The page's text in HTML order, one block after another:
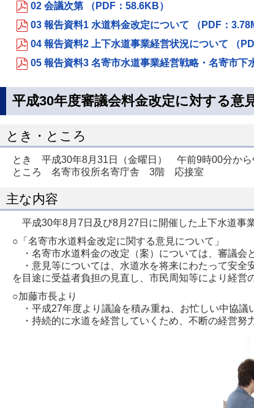
02 会議次第 （PDF：58.6KB）
03 報告資料1 水道料金改定について （PDF：
04 報告資料2 上下水道事業経営状況について （
05 報告資料3 名寄市水道事業経営戦略・名寄市下
平成30年度審議会料金改定に対する意
とき・ところ
とき 平成30年8月31日（金曜日） 午前9時00分から
ところ 名寄市役所名寄庁舎 3階 応接室
主な内容
平成30年8月7日及び8月27日に開催した上下水道事
○「名寄市水道料金改定に関する意見について」
・名寄市水道料金の改定（案）については、審議会
・意見等については、水道水を将来にわたって安全
を目途に受益者負担の見直し、市民周知等により経営
○加藤市長より
・平成27年度より議論を積み重ね、お忙しい中協議
・持続的に水道を経営していくため、不断の経営努